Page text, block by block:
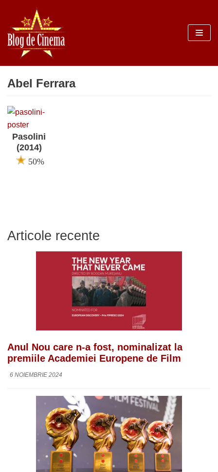
Sari
la
conținut
Abel Ferrara
Pasolini
(2014)
50%
Articole recente
Anul Nou care n-a fost, nominalizat la
premiile Academiei Europene de Film
6 NOIEMBRIE 2024